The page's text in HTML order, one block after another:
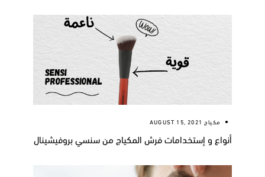
مكياج AUGUST 15, 2021
أنواع و إستخدامات فرش المكياج من سنسي بروفيشينال